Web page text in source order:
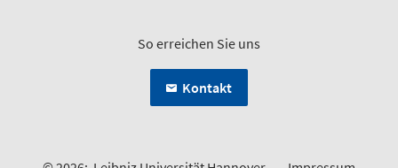
So erreichen Sie uns
Kontakt